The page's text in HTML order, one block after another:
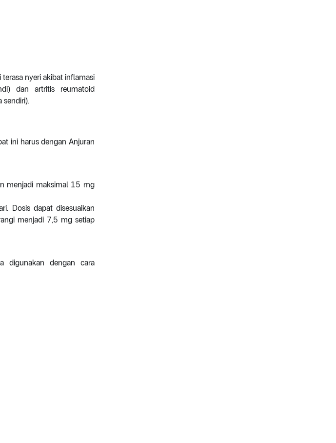
nyeri akibat inflamasi
dan artritis reumatoid
sendiri).
ini harus dengan Anjuran
menjadi maksimal 15 mg
Dosis dapat disesuaikan
menjadi 7,5 mg setiap
digunakan dengan cara